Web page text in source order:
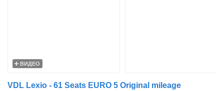
ВИДЕО
VDL Lexio - 61 Seats EURO 5 Original mileage